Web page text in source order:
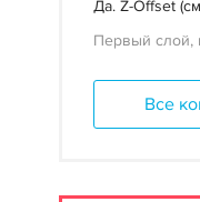
Да. Z-Offset
Первый слой,
Все